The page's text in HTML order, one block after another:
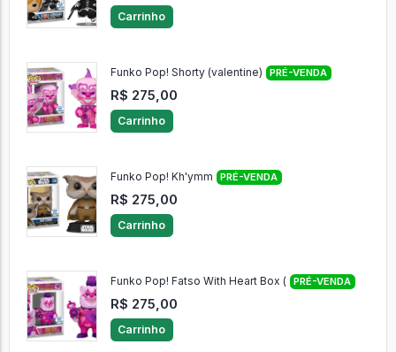
Carrinho
Funko Pop! Shorty (valentine) PRÉ-VENDA
R$ 275,00
Carrinho
Funko Pop! Kh'ymm PRÉ-VENDA
R$ 275,00
Carrinho
Funko Pop! Fatso With Heart Box ( PRÉ-VENDA
R$ 275,00
Carrinho